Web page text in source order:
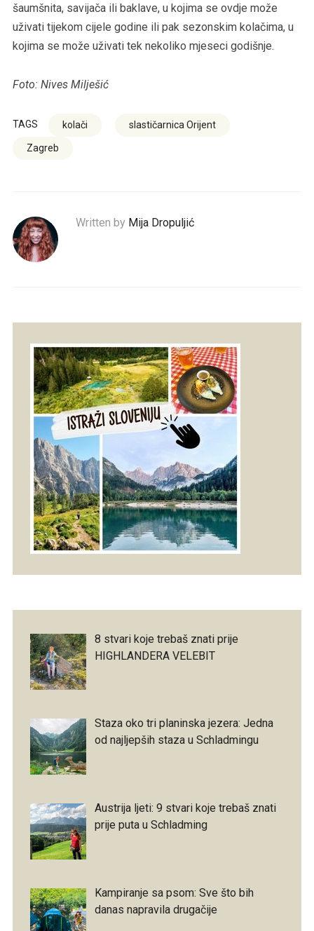
šaumšnita, savijača ili baklave, u kojima se ovdje može
uživati tijekom cijele godine ili pak sezonskim kolačima, u
kojima se može uživati tek nekoliko mjeseci godišnje.
Foto: Nives Milješić
TAGS kolači slastičarnica Orijent
Zagreb
Written by Mija Dropuljić
8 stvari koje trebaš znati prije
HIGHLANDERA VELEBIT
Staza oko tri planinska jezera: Jedna
od najljepših staza u Schladmingu
Austrija ljeti: 9 stvari koje trebaš znati
prije puta u Schladming
Kampiranje sa psom: Sve što bih
danas napravila drugačije